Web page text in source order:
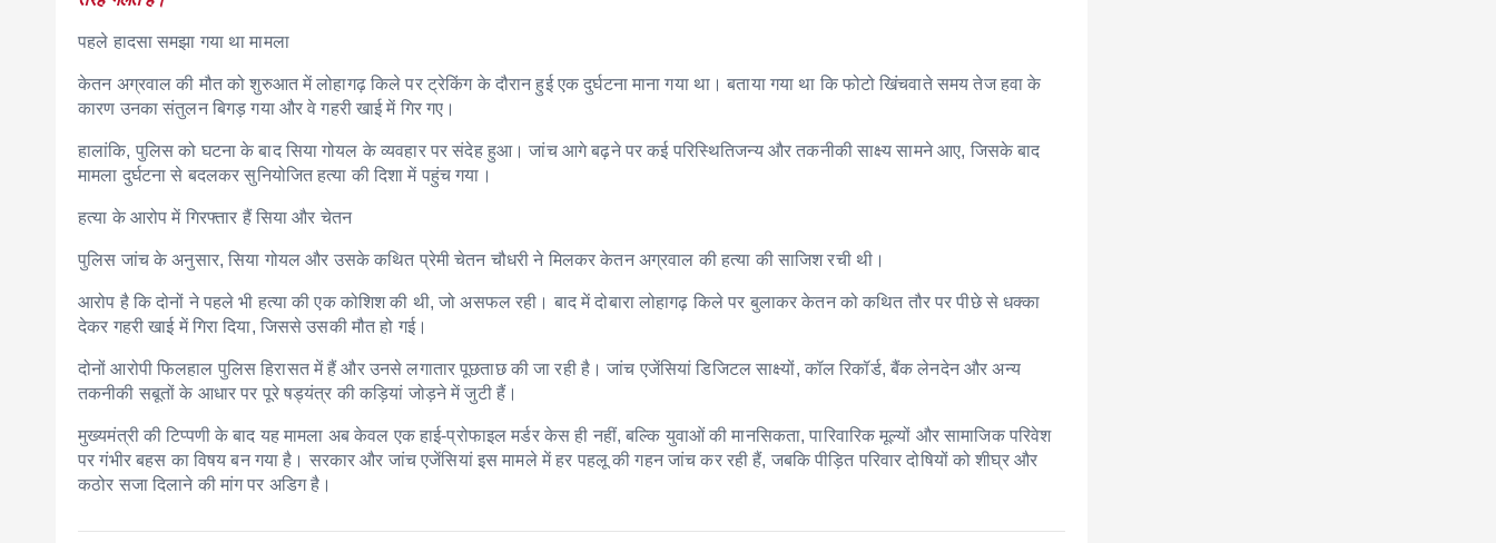
पहले हादसा समझा गया था मामला
केतन अग्रवाल की मौत को शुरुआत में लोहागढ़ किले पर ट्रेकिंग के दौरान हुई एक दुर्घटना माना गया था। बताया गया था कि फोटो खिंचवाते समय तेज हवा के
कारण उनका संतुलन बिगड़ गया और वे गहरी खाई में गिर गए।
हालांकि, पुलिस को घटना के बाद सिया गोयल के व्यवहार पर संदेह हुआ। जांच आगे बढ़ने पर कई परिस्थितिजन्य और तकनीकी साक्ष्य सामने आए, जिसके बाद
मामला दुर्घटना से बदलकर सुनियोजित हत्या की दिशा में पहुंच गया।
हत्या के आरोप में गिरफ्तार हैं सिया और चेतन
पुलिस जांच के अनुसार, सिया गोयल और उसके कथित प्रेमी चेतन चौधरी ने मिलकर केतन अग्रवाल की हत्या की साजिश रची थी।
आरोप है कि दोनों ने पहले भी हत्या की एक कोशिश की थी, जो असफल रही। बाद में दोबारा लोहागढ़ किले पर बुलाकर केतन को कथित तौर पर पीछे से धक्का
देकर गहरी खाई में गिरा दिया, जिससे उसकी मौत हो गई।
दोनों आरोपी फिलहाल पुलिस हिरासत में हैं और उनसे लगातार पूछताछ की जा रही है। जांच एजेंसियां डिजिटल साक्ष्यों, कॉल रिकॉर्ड, बैंक लेनदेन और अन्य
तकनीकी सबूतों के आधार पर पूरे षड्यंत्र की कड़ियां जोड़ने में जुटी हैं।
मुख्यमंत्री की टिप्पणी के बाद यह मामला अब केवल एक हाई-प्रोफाइल मर्डर केस ही नहीं, बल्कि युवाओं की मानसिकता, पारिवारिक मूल्यों और सामाजिक परिवेश
पर गंभीर बहस का विषय बन गया है। सरकार और जांच एजेंसियां इस मामले में हर पहलू की गहन जांच कर रही हैं, जबकि पीड़ित परिवार दोषियों को शीघ्र और
कठोर सजा दिलाने की मांग पर अडिग है।